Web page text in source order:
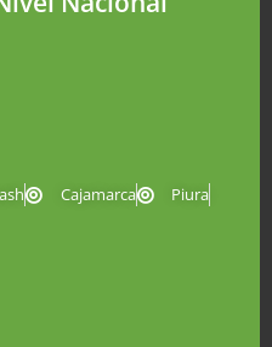
Cajamarca
Piura